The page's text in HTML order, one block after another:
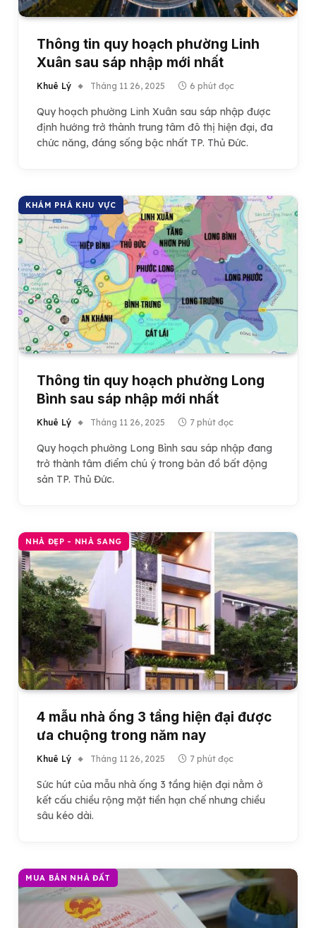
Thông tin quy hoạch phường Linh
Xuân sau sáp nhập mới nhất
Khuê Lý Tháng 11 26, 2025 6 phút đọc
Quy hoạch phường Linh Xuân sau sáp nhập được
định hướng trở thành trung tâm đô thị hiện đại, đa
chức năng, đáng sống bậc nhất TP. Thủ Đức.
KHÁM PHÁ KHU VỰC
Thông tin quy hoạch phường Long
Bình sau sáp nhập mới nhất
Khuê Lý Tháng 11 26, 2025 7 phút đọc
Quy hoạch phường Long Bình sau sáp nhập đang
trở thành tâm điểm chú ý trong bản đồ bất động
sản TP. Thủ Đức.
NHÀ ĐẸP - NHÀ SANG
4 mẫu nhà ống 3 tầng hiện đại được
ưa chuộng trong năm nay
Khuê Lý Tháng 11 26, 2025 7 phút đọc
Sức hút của mẫu nhà ống 3 tầng hiện đại nằm ở
kết cấu chiều rộng mặt tiền hạn chế nhưng chiều
sâu kéo dài.
MUA BÁN NHÀ ĐẤT